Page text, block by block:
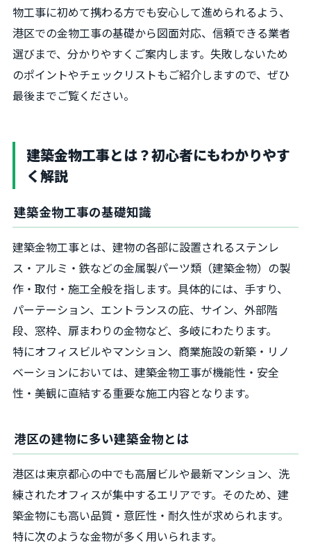
物工事に初めて携わる方でも安心して進められるよう、
港区での金物工事の基礎から図面対応、信頼できる業者
選びまで、分かりやすくご案内します。失敗しないため
のポイントやチェックリストもご紹介しますので、ぜひ
最後までご覧ください。
建築金物工事とは？初心者にもわかりやす
く解説
建築金物工事の基礎知識
建築金物工事とは、建物の各部に設置されるステンレ
ス・アルミ・鉄などの金属製パーツ類（建築金物）の製
作・取付・施工全般を指します。具体的には、手すり、
パーテーション、エントランスの庇、サイン、外部階
段、窓枠、扉まわりの金物など、多岐にわたります。
特にオフィスビルやマンション、商業施設の新築・リノ
ベーションにおいては、建築金物工事が機能性・安全
性・美観に直結する重要な施工内容となります。
港区の建物に多い建築金物とは
港区は東京都心の中でも高層ビルや最新マンション、洗
練されたオフィスが集中するエリアです。そのため、建
築金物にも高い品質・意匠性・耐久性が求められます。
特に次のような金物が多く用いられます。